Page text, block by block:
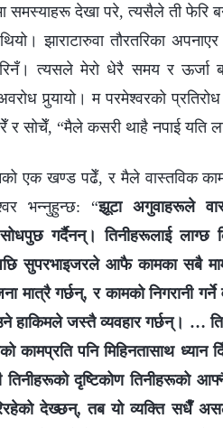
समस्याहरू देखा परे, त्यसैले ती फेरि
झाराटारुवा तौरतरिका
त्यसले मेरो धेरै समय र ऊर्जा
पुर्‍यायो। म परमेश्‍वरको
र सोचेँ, “मैले कसरी थाहै नपाई यति
एक खण्ड पढेँ, र मैले वास्तविक काम
भन्‍नुहुन्छ: “झूटा अगुवाहरूले
गर्दैनन्। तिनीहरूलाई
सुपरभाइजरले आफै कामका सबै
मात्रै गर्छन्, र कामको निगरानी
हाकिमले जस्तै व्यवहार गर्छन्। …
कामप्रति पनि मिहिनतासाथ
तिनीहरूको दृष्टिकोण
देख्छन्, तब यो व्यक्ति सधैँ